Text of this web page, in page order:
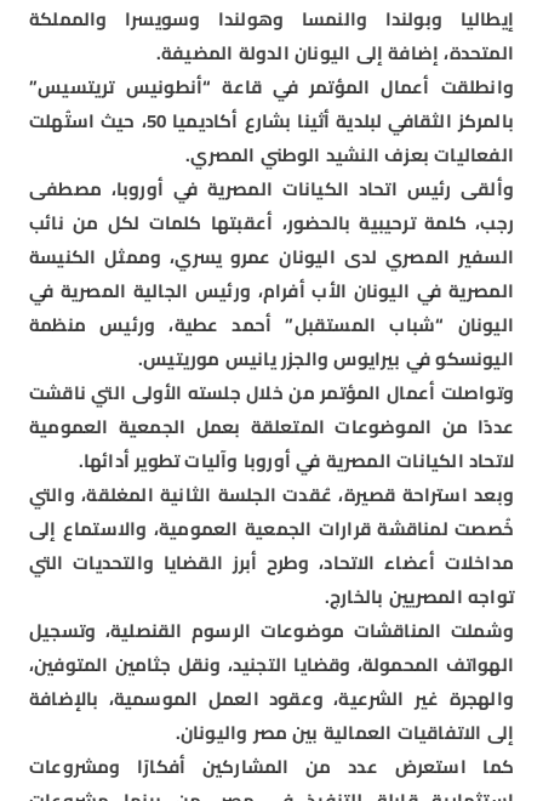
إيطاليا وبولندا والنمسا وهولندا وسويسرا والمملكة
المتحدة، إضافة إلى اليونان الدولة المضيفة.
وانطلقت أعمال المؤتمر في قاعة “أنطونيس تريتسيس”
بالمركز الثقافي لبلدية أثينا بشارع أكاديميا 50، حيث استُهلت
الفعاليات بعزف النشيد الوطني المصري.
وألقى رئيس اتحاد الكيانات المصرية في أوروبا، مصطفى
رجب، كلمة ترحيبية بالحضور، أعقبتها كلمات لكل من نائب
السفير المصري لدى اليونان عمرو يسري، وممثل الكنيسة
المصرية في اليونان الأب أفرام، ورئيس الجالية المصرية في
اليونان “شباب المستقبل” أحمد عطية، ورئيس منظمة
اليونسكو في بيرايوس والجزر يانيس موريتيس.
وتواصلت أعمال المؤتمر من خلال جلسته الأولى التي ناقشت
عددًا من الموضوعات المتعلقة بعمل الجمعية العمومية
لاتحاد الكيانات المصرية في أوروبا وآليات تطوير أدائها.
وبعد استراحة قصيرة، عُقدت الجلسة الثانية المغلقة، والتي
خُصصت لمناقشة قرارات الجمعية العمومية، والاستماع إلى
مداخلات أعضاء الاتحاد، وطرح أبرز القضايا والتحديات التي
تواجه المصريين بالخارج.
وشملت المناقشات موضوعات الرسوم القنصلية، وتسجيل
الهواتف المحمولة، وقضايا التجنيد، ونقل جثامين المتوفين،
والهجرة غير الشرعية، وعقود العمل الموسمية، بالإضافة
إلى الاتفاقيات العمالية بين مصر واليونان.
كما استعرض عدد من المشاركين أفكارًا ومشروعات